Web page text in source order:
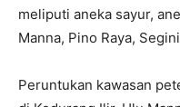
meliputi aneka sayur,
Manna, Pino Raya,
Peruntukan kawasan